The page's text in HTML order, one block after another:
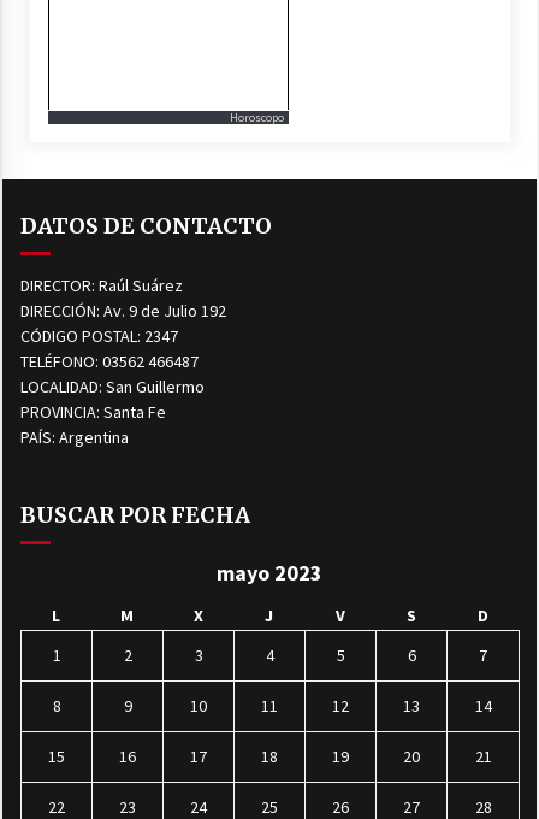
Horoscopo
DATOS DE CONTACTO
DIRECTOR: Raúl Suárez
DIRECCIÓN: Av. 9 de Julio 192
CÓDIGO POSTAL: 2347
TELÉFONO: 03562 466487
LOCALIDAD: San Guillermo
PROVINCIA: Santa Fe
PAÍS: Argentina
BUSCAR POR FECHA
mayo 2023
L M X J V S
D
1
2 3 4 5 6 7
8 9 10 11 12 13 14
15 16 17 18 19 20 21
22 23 24 25 26 27 28